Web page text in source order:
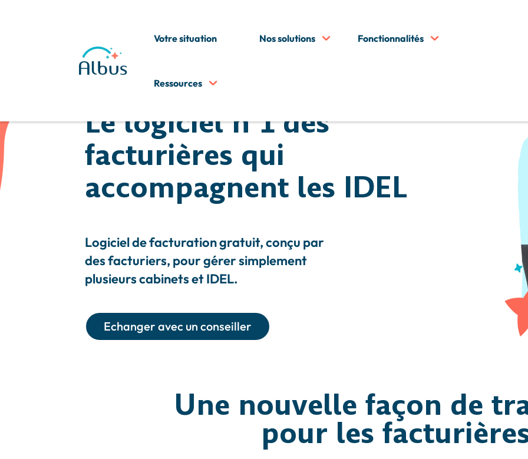
Votre situation Nos solutions Fonctionnalités
Ressources
Le logiciel n°1 des
facturières qui
accompagnent les IDEL
Logiciel de facturation gratuit, conçu par
des facturiers, pour gérer simplement
plusieurs cabinets et IDEL.
Echanger avec un conseiller
Une nouvelle façon de
pour les